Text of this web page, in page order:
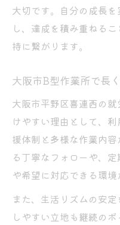
大切です。自分の成長
し、達成を積み重ねる
持に繋がります。
大阪市B型作業所で長
大阪市平野区喜連西の
けやすい理由として、
援体制と多様な作業内
る丁寧なフォローや、
や希望に対応できる環境
また、生活リズムの安
しやすい立地も継続の